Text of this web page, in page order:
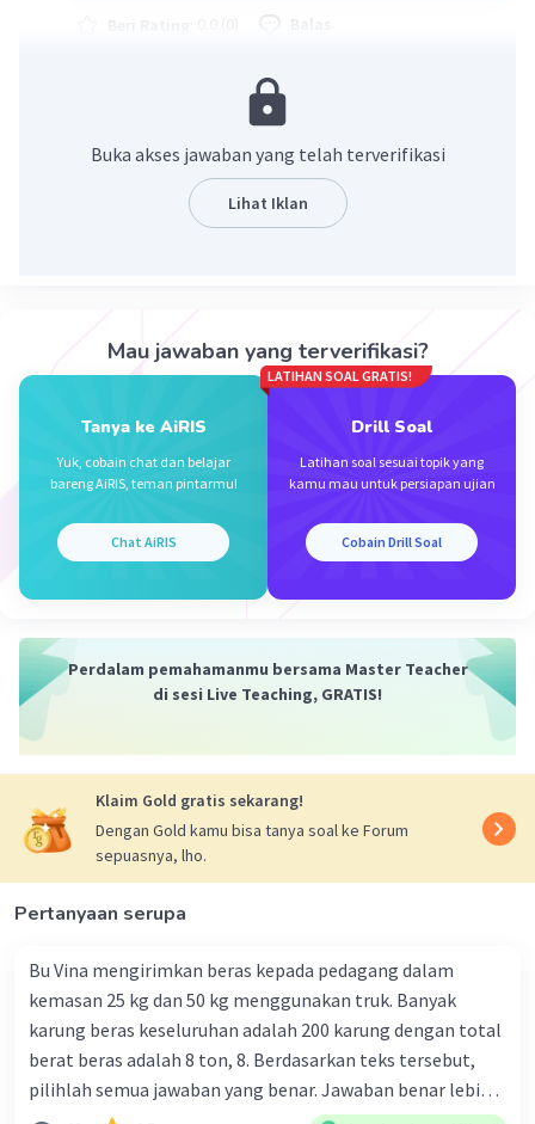
Balas
Iklan
Buka akses jawaban yang telah terverifikasi
Lihat Iklan
Mau jawaban yang terverifikasi?
Tanya ke AiRIS
Yuk, cobain chat dan belajar
bareng AiRIS, teman pintarmu!
Chat AiRIS
LATIHAN SOAL GRATIS!
Drill Soal
Latihan soal sesuai topik yang
kamu mau untuk persiapan ujian
Cobain Drill Soal
Perdalam pemahamanmu bersama Master Teacher
di sesi Live Teaching, GRATIS!
Klaim Gold gratis sekarang!
Dengan Gold kamu bisa tanya soal ke Forum
sepuasnya, lho.
Pertanyaan serupa
Bu Vina mengirimkan beras kepada pedagang dalam
kemasan 25 kg dan 50 kg menggunakan truk. Banyak
karung beras keseluruhan adalah 200 karung dengan total
berat beras adalah 8 ton, 8. Berdasarkan teks tersebut,
pilihlah semua jawaban yang benar. Jawaban benar lebih